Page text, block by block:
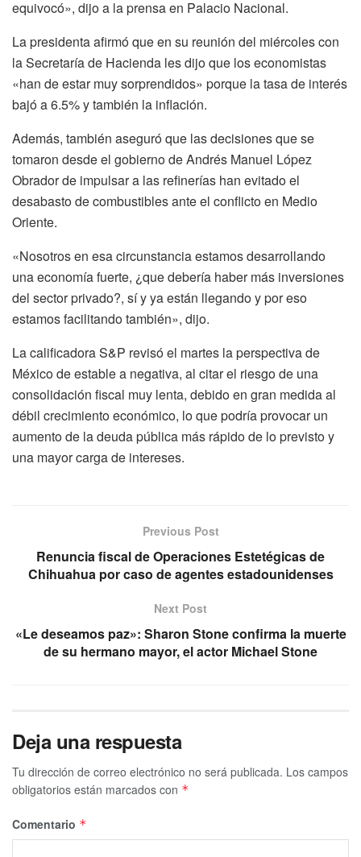
equivocó», dijo a la prensa en Palacio Nacional.
La presidenta afirmó que en su reunión del miércoles con
la Secretaría de Hacienda les dijo que los economistas
«han de estar muy sorprendidos» porque la tasa de interés
bajó a 6.5% y también la inflación.
Además, también aseguró que las decisiones que se
tomaron desde el gobierno de Andrés Manuel López
Obrador de impulsar a las refinerías han evitado el
desabasto de combustibles ante el conflicto en Medio
Oriente.
«Nosotros en esa circunstancia estamos desarrollando
una economía fuerte, ¿que debería haber más inversiones
del sector privado?, sí y ya están llegando y por eso
estamos facilitando también», dijo.
La calificadora S&P revisó el martes la perspectiva de
México de estable a negativa, al citar el riesgo de una
consolidación fiscal muy lenta, debido en gran medida al
débil crecimiento económico, lo que podría provocar un
aumento de la deuda pública más rápido de lo previsto y
una mayor carga de intereses.
Previous Post
Renuncia fiscal de Operaciones Estetégicas de
Chihuahua por caso de agentes estadounidenses
Next Post
«Le deseamos paz»: Sharon Stone confirma la muerte
de su hermano mayor, el actor Michael Stone
Deja una respuesta
Tu dirección de correo electrónico no será publicada. Los campos
obligatorios están marcados con *
Comentario *